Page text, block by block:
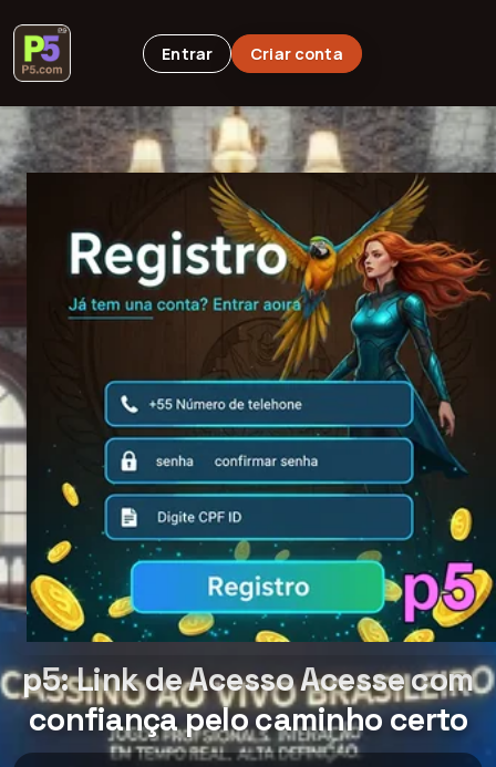
Entrar Criar conta
p5: Link de Acesso Acesse com
confiança pelo caminho certo